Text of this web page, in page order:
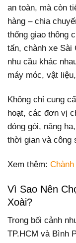
an toàn, mà còn
hàng – chia
thống giao thông
tấn, chành xe Sài
nhu cầu khác
máy móc, vật
Không chỉ cung
hoạt, các đơn vị
đóng gói, nâng
thời gian và công
Xem thêm:
Vì Sao Nên
Xoài?
Trong bối cảnh
TP.HCM và Bình